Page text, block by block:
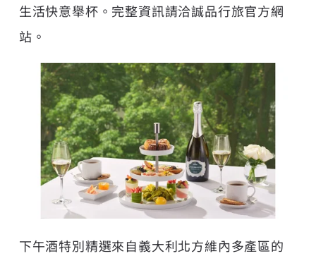
生活快意舉杯。完整資訊請洽誠品行旅官方網
站。
下午酒特別精選來自義大利北方維內多產區的